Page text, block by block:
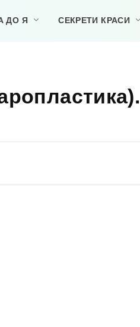
ДО Я СЕКРЕТИ КРАСИ